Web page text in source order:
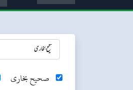
صحیح بخاری